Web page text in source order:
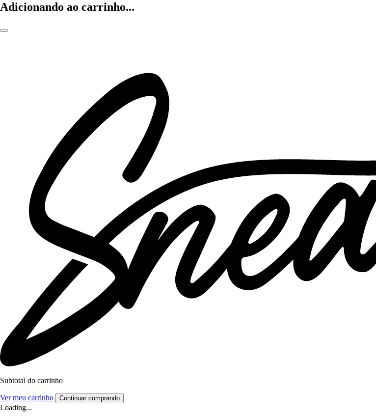
Adicionando ao carrinho...
Subtotal do carrinho
Ver meu carrinho Continuar comprando
Loading...